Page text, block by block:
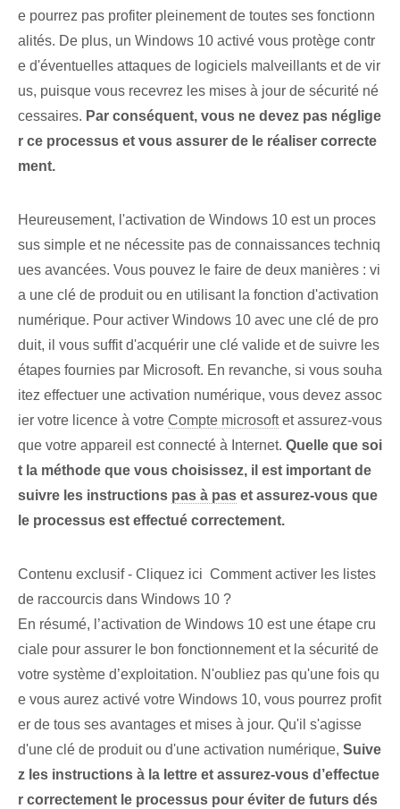
e pourrez pas profiter pleinement de toutes ses fonctionn
alités. De plus, un Windows 10 activé vous protège contr
e d'éventuelles attaques de logiciels malveillants et de vir
us, puisque vous recevrez les mises à jour de sécurité né
cessaires. Par conséquent, vous ne devez pas néglige
r ce processus et vous assurer de le réaliser correcte
ment.
Heureusement, l'activation de Windows 10 est un proces
sus simple et ne nécessite pas de connaissances techniq
ues avancées. Vous pouvez le faire de deux manières : vi
a une clé de produit ou en utilisant la fonction d'activation
numérique. Pour activer Windows 10 avec une clé de pro
duit, il vous suffit d'acquérir une clé valide et de suivre les
étapes fournies par Microsoft. En revanche, si vous souha
itez effectuer une activation numérique, vous devez assoc
ier votre licence à votre Compte microsoftet assurez-vous
que votre appareil est connecté à Internet. Quelle que soi
t la méthode que vous choisissez, il est important de
suivre les instructions pas à pas et assurez-vous que
le processus est effectué correctement.
Contenu exclusif - Cliquez ici Comment activer les listes
de raccourcis dans Windows 10 ?
En résumé, l’activation de Windows 10 est une étape cru
ciale pour assurer le bon fonctionnement et la sécurité de
votre système d’exploitation. N'oubliez pas qu'une fois qu
e vous aurez activé votre Windows 10, vous pourrez profit
er de tous ses avantages et mises à jour. Qu'il s'agisse
d'une clé de produit ou d'une activation numérique, Suive
z les instructions à la lettre et assurez-vous d’effectue
r correctement le processus pour éviter de futurs dés